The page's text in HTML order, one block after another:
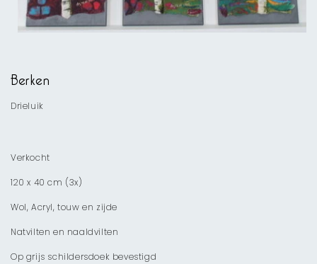
modaal
Berken
Drieluik
Verkocht
120 x 40 cm (3x)
Wol, Acryl, touw en zijde
Natvilten en naaldvilten
Op grijs schildersdoek bevestigd